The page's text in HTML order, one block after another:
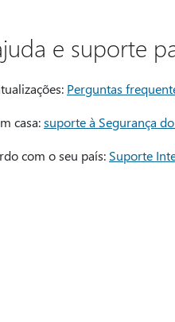
e suporte
Perguntas
casa:suporte à Segurança
com o seu país: Suporte